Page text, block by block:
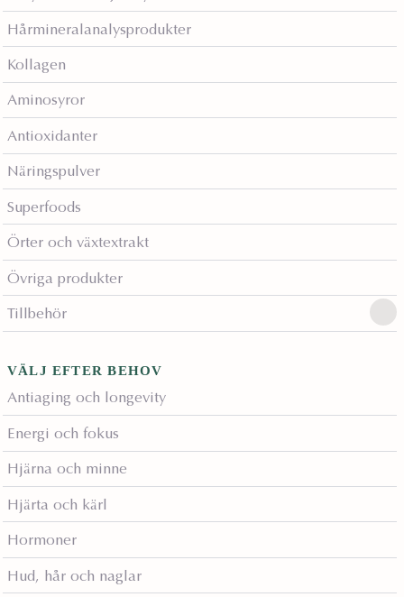
Hårmineralanalysprodukter
Kollagen
Aminosyror
Antioxidanter
Näringspulver
Superfoods
Örter och växtextrakt
Övriga produkter
Tillbehör
VÄLJ EFTER BEHOV
Antiaging och longevity
Energi och fokus
Hjärna och minne
Hjärta och kärl
Hormoner
Hud, hår och naglar